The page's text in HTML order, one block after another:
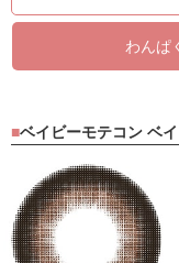
わんぱ
ベイビーモテコン ベ